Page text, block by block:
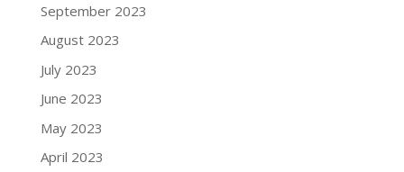
September 2023
August 2023
July 2023
June 2023
May 2023
April 2023